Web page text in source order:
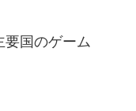
国のゲーム